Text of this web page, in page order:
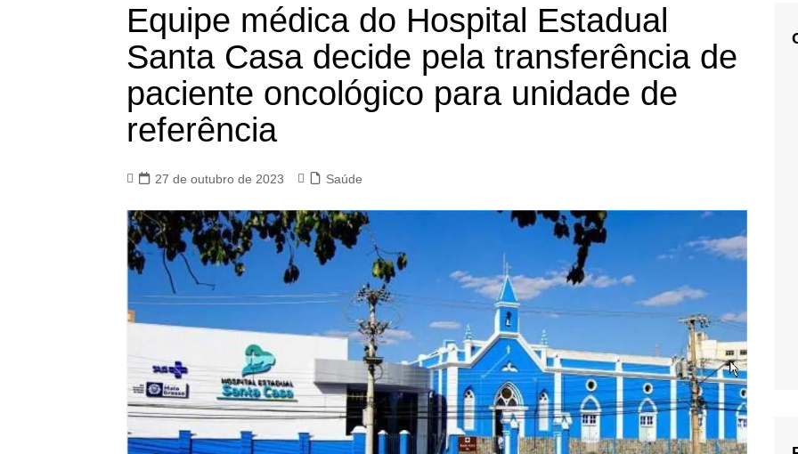
Equipe médica do Hospital Estadual
Santa Casa decide pela transferência de
paciente oncológico para unidade de
referência
27 de outubro de 2023 Saúde